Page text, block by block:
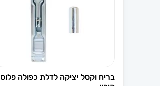
בריח וקסל יציקה לדלת כפולה פלוס